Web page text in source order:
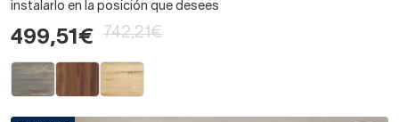
instalarlo en la posición que desees
499,51€ 742,21€